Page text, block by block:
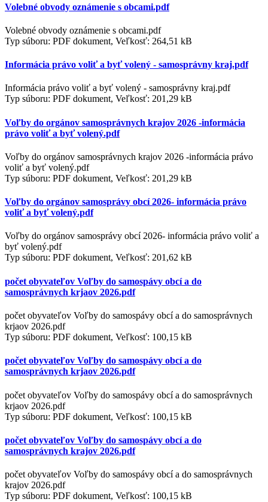
Volebné obvody oznámenie s obcami.pdf
Volebné obvody oznámenie s obcami.pdf
Typ súboru: PDF dokument, Veľkosť: 264,51 kB
Informácia právo voliť a byť volený - samosprávny kraj.pdf
Informácia právo voliť a byť volený - samosprávny kraj.pdf
Typ súboru: PDF dokument, Veľkosť: 201,29 kB
Voľby do orgánov samosprávnych krajov 2026 -informácia
právo voliť a byť volený.pdf
Voľby do orgánov samosprávnych krajov 2026 -informácia právo
voliť a byť volený.pdf
Typ súboru: PDF dokument, Veľkosť: 201,29 kB
Voľby do orgánov samosprávy obcí 2026- informácia právo
voliť a byť volený.pdf
Voľby do orgánov samosprávy obcí 2026- informácia právo voliť a
byť volený.pdf
Typ súboru: PDF dokument, Veľkosť: 201,62 kB
počet obyvateľov Voľby do samospávy obcí a do
samosprávnych krjaov 2026.pdf
počet obyvateľov Voľby do samospávy obcí a do samosprávnych
krjaov 2026.pdf
Typ súboru: PDF dokument, Veľkosť: 100,15 kB
počet obyvateľov Voľby do samospávy obcí a do
samosprávnych krjaov 2026.pdf
počet obyvateľov Voľby do samospávy obcí a do samosprávnych
krjaov 2026.pdf
Typ súboru: PDF dokument, Veľkosť: 100,15 kB
počet obyvateľov Voľby do samospávy obcí a do
samosprávnych krajov 2026.pdf
počet obyvateľov Voľby do samospávy obcí a do samosprávnych
krajov 2026.pdf
Typ súboru: PDF dokument, Veľkosť: 100,15 kB